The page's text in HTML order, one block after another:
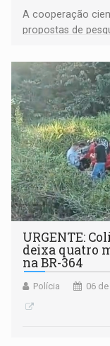
A cooperação
propostas de
URGENTE:
deixa quatro
na BR-364
Polícia 06